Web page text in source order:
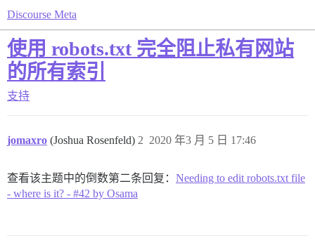
Discourse Meta
使用 robots.txt 完全阻止私有网站
的所有索引
支持
jomaxro (Joshua Rosenfeld) 2020 年3 月 5 日 17:46
2
查看该主题中的倒数第二条回复： Needing to edit robots.txt file
- where is it? - #42 by Osama